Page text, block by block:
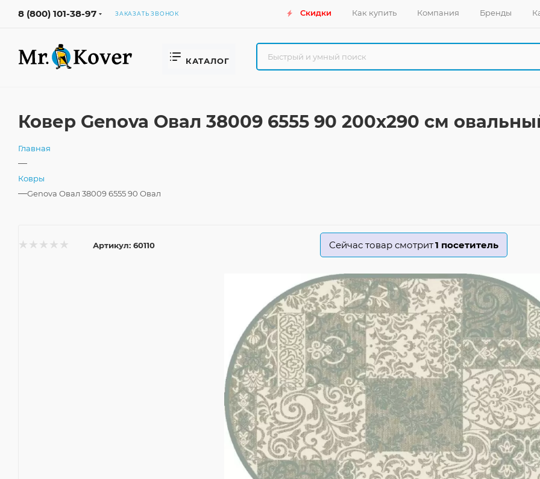
8 (800) 101-38-97 ЗАКАЗАТЬ ЗВОНОК Скидки Как купить Компания Бренды
КАТАЛОГ
Ковер Genova Овал 38009 6555 90 200x290 см
Главная
—
Ковры
—Genova Овал 38009 6555 90 Овал
Артикул: 60110 Сейчас товар смотрит1 посетитель